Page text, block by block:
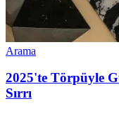
Arama
2025'te Törpüyle
Sırrı